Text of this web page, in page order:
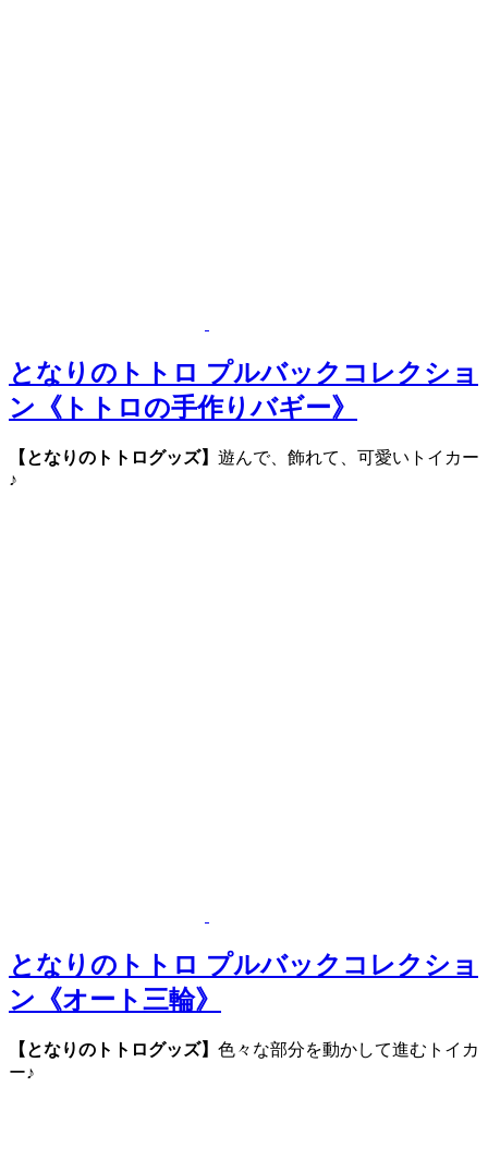
となりのトトロ プルバックコレクショ
ン《トトロの手作りバギー》
【となりのトトログッズ】 遊んで、飾れて、可愛いトイカー
♪
となりのトトロ プルバックコレクショ
ン《オート三輪》
【となりのトトログッズ】 色々な部分を動かして進むトイカ
ー♪